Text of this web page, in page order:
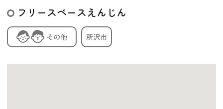
探す
こどもの居場所マップ
フリースペースえんじん
その他 所沢市